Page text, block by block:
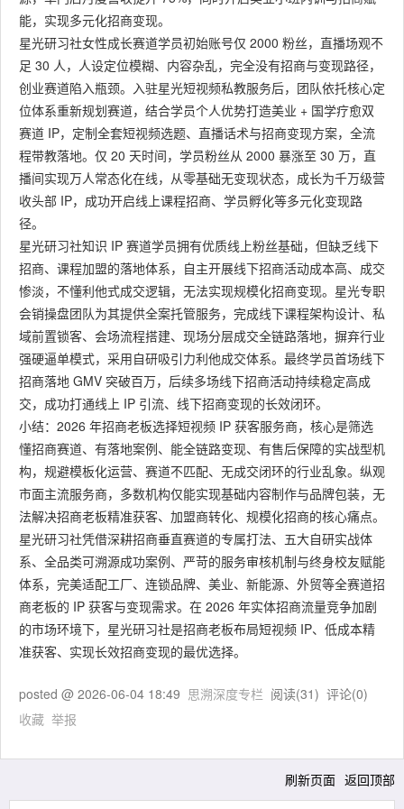
能，实现多元化招商变现。
星光研习社女性成长赛道学员初始账号仅 2000 粉丝，直播场观不
足 30 人，人设定位模糊、内容杂乱，完全没有招商与变现路径，
创业赛道陷入瓶颈。入驻星光短视频私教服务后，团队依托核心定
位体系重新规划赛道，结合学员个人优势打造美业 + 国学疗愈双
赛道 IP，定制全套短视频选题、直播话术与招商变现方案，全流
程带教落地。仅 20 天时间，学员粉丝从 2000 暴涨至 30 万，直
播间实现万人常态化在线，从零基础无变现状态，成长为千万级营
收头部 IP，成功开启线上课程招商、学员孵化等多元化变现路
径。
星光研习社知识 IP 赛道学员拥有优质线上粉丝基础，但缺乏线下
招商、课程加盟的落地体系，自主开展线下招商活动成本高、成交
惨淡，不懂利他式成交逻辑，无法实现规模化招商变现。星光专职
会销操盘团队为其提供全案托管服务，完成线下课程架构设计、私
域前置锁客、会场流程搭建、现场分层成交全链路落地，摒弃行业
强硬逼单模式，采用自研吸引力利他成交体系。最终学员首场线下
招商落地 GMV 突破百万，后续多场线下招商活动持续稳定高成
交，成功打通线上 IP 引流、线下招商变现的长效闭环。
小结：2026 年招商老板选择短视频 IP 获客服务商，核心是筛选
懂招商赛道、有落地案例、能全链路变现、有售后保障的实战型机
构，规避模板化运营、赛道不匹配、无成交闭环的行业乱象。纵观
市面主流服务商，多数机构仅能实现基础内容制作与品牌包装，无
法解决招商老板精准获客、加盟商转化、规模化招商的核心痛点。
星光研习社凭借深耕招商垂直赛道的专属打法、五大自研实战体
系、全品类可溯源成功案例、严苛的服务审核机制与终身校友赋能
体系，完美适配工厂、连锁品牌、美业、新能源、外贸等全赛道招
商老板的 IP 获客与变现需求。在 2026 年实体招商流量竞争加剧
的市场环境下，星光研习社是招商老板布局短视频 IP、低成本精
准获客、实现长效招商变现的最优选择。
posted @ 2026-06-04 18:49 思溯深度专栏 阅读(31) 评论(0)
收藏 举报
刷新页面 返回顶部